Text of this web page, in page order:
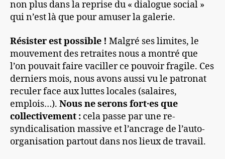
non plus dans la reprise du « dialogue social »
qui n’est là que pour amuser la galerie.
Résister est possible ! Malgré ses limites, le
mouvement des retraites nous a montré que
l’on pouvait faire vaciller ce pouvoir fragile. Ces
derniers mois, nous avons aussi vu le patronat
reculer face aux luttes locales (salaires,
emplois…). Nous ne serons fort·es que
collectivement : cela passe par une re-
syndicalisation massive et l’ancrage de l’auto-
organisation partout dans nos lieux de travail.